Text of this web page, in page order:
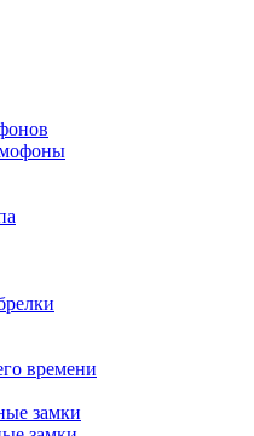
времени
замки